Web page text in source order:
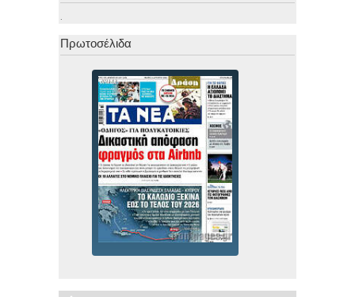
Πρωτοσέλιδα